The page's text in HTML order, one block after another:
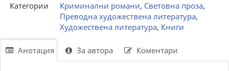
Категории
Криминални романи, Световна проза,
Преводна художествена литература,
Художествена литература, Книги
Анотация За автора Коментари